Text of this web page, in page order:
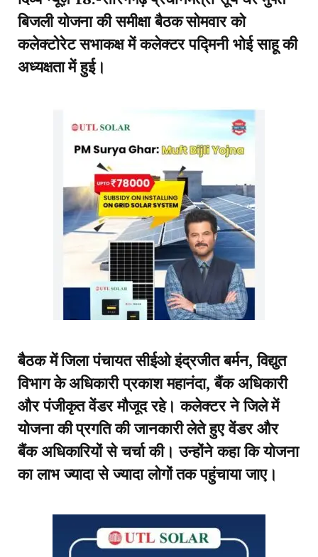
बिजली योजना की समीक्षा बैठक सोमवार को
कलेक्टोरेट सभाकक्ष में कलेक्टर पद्मिनी भोई साहू की
अध्यक्षता में हुई।
बैठक में जिला पंचायत सीईओ इंद्रजीत बर्मन, विद्युत
विभाग के अधिकारी प्रकाश महानंदा, बैंक अधिकारी
और पंजीकृत वेंडर मौजूद रहे। कलेक्टर ने जिले में
योजना की प्रगति की जानकारी लेते हुए वेंडर और
बैंक अधिकारियों से चर्चा की। उन्होंने कहा कि योजना
का लाभ ज्यादा से ज्यादा लोगों तक पहुंचाया जाए।